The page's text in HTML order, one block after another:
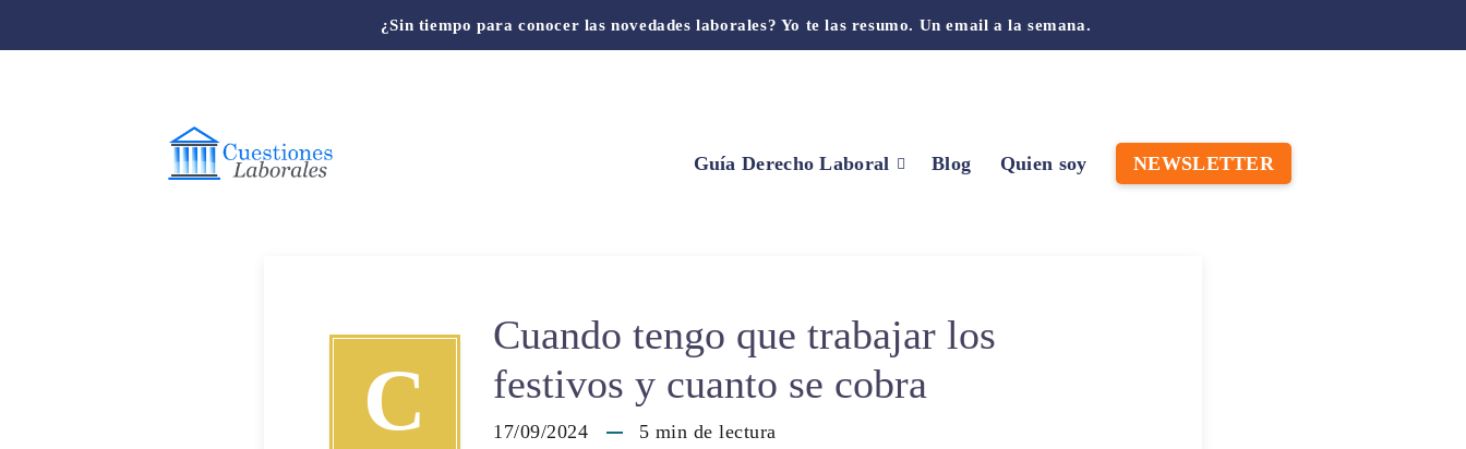
¿Sin tiempo para conocer las novedades laborales? Yo te las resumo. Un email a la semana.
Guía Derecho Laboral Blog Quien soy NEWSLETTER
C
Cuando tengo que trabajar los
festivos y cuanto se cobra
17/09/2024 5 min de lectura